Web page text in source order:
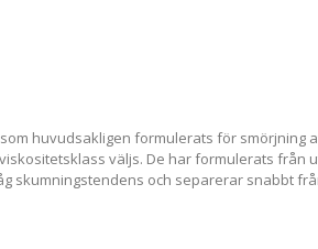
huvudsakligen formulerats för smörjning
väljs. De har formulerats från
skumningstendens och separerar snabbt